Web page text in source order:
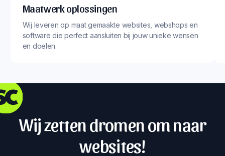
Maatwerk oplossingen
Wij leveren op maat gemaakte websites, webshops en
software die perfect aansluiten bij jouw unieke wensen
en doelen.
Wij zetten dromen om naar
websites!